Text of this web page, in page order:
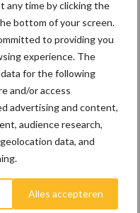
any time by clicking the
bottom of your screen.
to providing you
experience. The
for the following
and/or access
advertising and content,
audience research,
data, and
Alles accepteren